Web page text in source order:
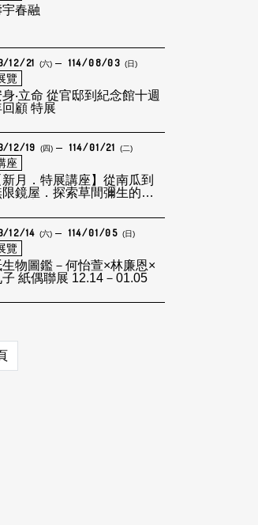
春融
12/21 (六) 114/08/03 (日)
覽
‧立命 從官邸到紀念館十週
顧 特展
12/19 (四) 114/01/21 (二)
座
新月．特展講座】從南瓜到
限鏡屋．探索草間彌生的繽
12/14 (六) 114/01/05 (日)
覽
生物圖鑑－何怡萱×林廉恩×
子 紙偶聯展 12.14－01.05